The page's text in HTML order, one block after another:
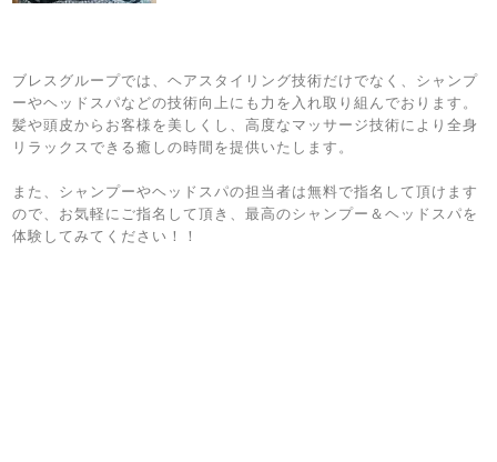
ブレスグループでは、ヘアスタイリング技術だけでなく、シャンプ
ーやヘッドスパなどの技術向上にも力を入れ取り組んでおります。
髪や頭皮からお客様を美しくし、高度なマッサージ技術により全身
リラックスできる癒しの時間を提供いたします。
また、シャンプーやヘッドスパの担当者は無料で指名して頂けます
ので、お気軽にご指名して頂き、最高のシャンプー＆ヘッドスパを
体験してみてください！！